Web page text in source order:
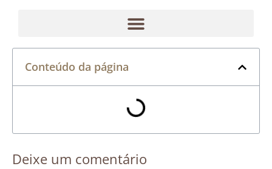
Conteúdo da página
Deixe um comentário